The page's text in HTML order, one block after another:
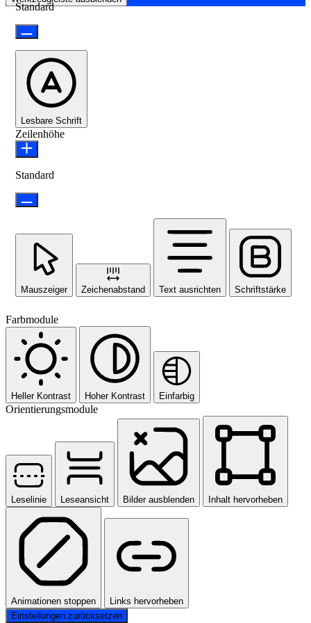
Standard
Lesbare Schrift
Zeilenhöhe
Standard
Mauszeiger Zeichenabstand Text ausrichten Schriftstärke
Farbmodule
Heller Kontrast Hoher Kontrast Einfarbig
Orientierungsmodule
Leselinie Leseansicht Bilder ausblenden Inhalt hervorheben
Animationen stoppen
Links hervorheben
Einstellungen zurücksetzen